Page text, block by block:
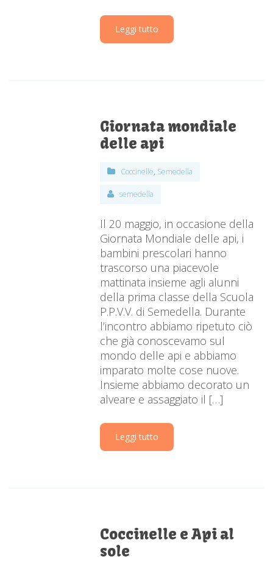
Leggi tutto
Giornata mondiale
delle api
Coccinelle, Semedella
semedella
Il 20 maggio, in occasione della
Giornata Mondiale delle api, i
bambini prescolari hanno
trascorso una piacevole
mattinata insieme agli alunni
della prima classe della Scuola
P.P.V.V. di Semedella. Durante
l’incontro abbiamo ripetuto ciò
che già conoscevamo sul
mondo delle api e abbiamo
imparato molte cose nuove.
Insieme abbiamo decorato un
alveare e assaggiato il […]
Leggi tutto
Coccinelle e Api al
sole